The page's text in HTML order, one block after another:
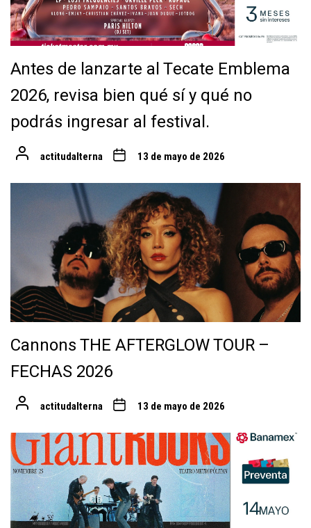
Antes de lanzarte al Tecate Emblema
2026, revisa bien qué sí y qué no
podrás ingresar al festival.
actitudalterna 13 de mayo de 2026
Cannons THE AFTERGLOW TOUR –
FECHAS 2026
actitudalterna 13 de mayo de 2026